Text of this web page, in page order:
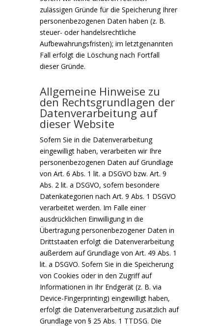
zulässigen Gründe für die Speicherung Ihrer
personenbezogenen Daten haben (z. B.
steuer- oder handelsrechtliche
Aufbewahrungsfristen); im letztgenannten
Fall erfolgt die Löschung nach Fortfall
dieser Gründe.
Allgemeine Hinweise zu
den Rechtsgrundlagen der
Datenverarbeitung auf
dieser Website
Sofern Sie in die Datenverarbeitung
eingewilligt haben, verarbeiten wir Ihre
personenbezogenen Daten auf Grundlage
von Art. 6 Abs. 1 lit. a DSGVO bzw. Art. 9
Abs. 2 lit. a DSGVO, sofern besondere
Datenkategorien nach Art. 9 Abs. 1 DSGVO
verarbeitet werden. Im Falle einer
ausdrücklichen Einwilligung in die
Übertragung personenbezogener Daten in
Drittstaaten erfolgt die Datenverarbeitung
außerdem auf Grundlage von Art. 49 Abs. 1
lit. a DSGVO. Sofern Sie in die Speicherung
von Cookies oder in den Zugriff auf
Informationen in Ihr Endgerät (z. B. via
Device-Fingerprinting) eingewilligt haben,
erfolgt die Datenverarbeitung zusätzlich auf
Grundlage von § 25 Abs. 1 TTDSG. Die